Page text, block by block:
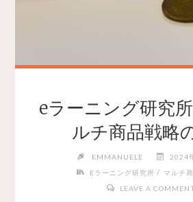
eラーニング研究
ルチ商品戦略
EMMANUELE
2024
Eラーニング研究所 / マルチ
LEAVE A